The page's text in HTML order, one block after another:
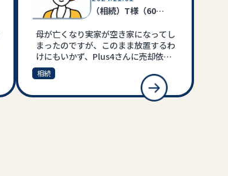
（相続）T様（60
母が亡くなり実家が空き家になってし
まったのですが、このまま放置するわ
けにもいかず、Plus4さんに売却依頼
をしました。私たちの要望を温かく、
しっかりと聞いてくださり、 相続手続
きだけでなく、実家に残っていた家財
の処分まで、親身に対応してくれまし
相続